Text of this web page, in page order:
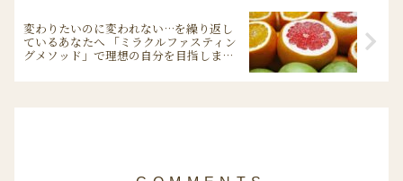
変わりたいのに変われない…を繰り返し
ているあなたへ 「ミラクルファスティン
グメソッド」で理想の自分を目指しませ